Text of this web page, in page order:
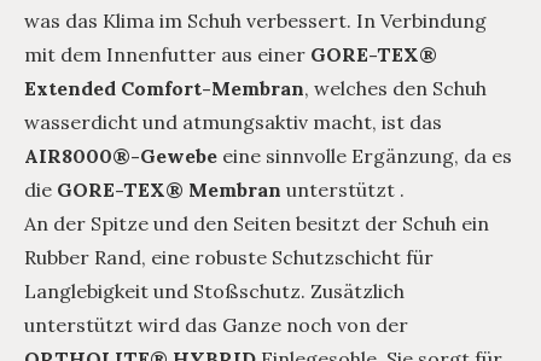
was das Klima im Schuh verbessert. In Verbindung
mit dem Innenfutter aus einer GORE-TEX®
Extended Comfort-Membran, welches den Schuh
wasserdicht und atmungsaktiv macht, ist das
AIR8000®-Gewebe eine sinnvolle Ergänzung, da es
die GORE-TEX® Membran unterstützt .
An der Spitze und den Seiten besitzt der Schuh ein
Rubber Rand, eine robuste Schutzschicht für
Langlebigkeit und Stoßschutz. Zusätzlich
unterstützt wird das Ganze noch von der